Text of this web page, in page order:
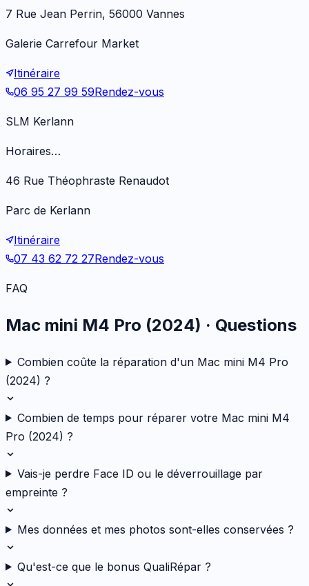
7 Rue Jean Perrin, 56000 Vannes
Galerie Carrefour Market
Itinéraire
06 95 27 99 59Rendez-vous
SLM Kerlann
Horaires…
46 Rue Théophraste Renaudot
Parc de Kerlann
Itinéraire
07 43 62 72 27Rendez-vous
FAQ
Mac mini M4 Pro (2024) · Questions
Combien coûte la réparation d'un Mac mini M4 Pro
(2024) ?
Combien de temps pour réparer votre Mac mini M4
Pro (2024) ?
Vais-je perdre Face ID ou le déverrouillage par
empreinte ?
Mes données et mes photos sont-elles conservées ?
Qu'est-ce que le bonus QualiRépar ?